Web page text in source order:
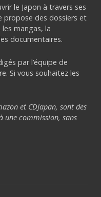
le Japon à travers ses
propose des dossiers et
mangas, la
documentaires.
par l’équipe de
Si vous souhaitez les
et CDJapan, sont des
une commission, sans